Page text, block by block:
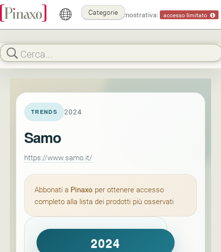
Modalità dimostrativa: accesso limitato
Categorie
TRENDS 2024
Samo
https://www.samo.it/
Abbonati a Pinaxo per ottenere accesso
completo alla lista dei prodotti più osservati
2024